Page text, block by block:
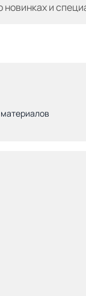
новинках и